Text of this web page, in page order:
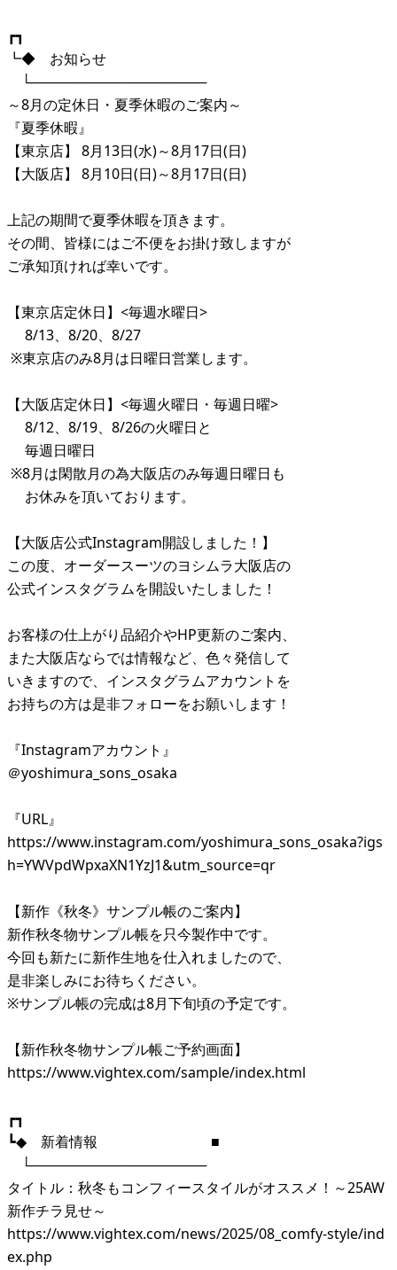
┏┓
┗◆ お知らせ
└──────────────────
～8月の定休日・夏季休暇のご案内～
『夏季休暇』
【東京店】 8月13日(水)～8月17日(日)
【大阪店】 8月10日(日)～8月17日(日)
上記の期間で夏季休暇を頂きます。
その間、皆様にはご不便をお掛け致しますが
ご承知頂ければ幸いです。
【東京店定休日】<毎週水曜日>
8/13、8/20、8/27
※東京店のみ8月は日曜日営業します。
【大阪店定休日】<毎週火曜日・毎週日曜>
8/12、8/19、8/26の火曜日と
毎週日曜日
※8月は閑散月の為大阪店のみ毎週日曜日も
お休みを頂いております。
【大阪店公式Instagram開設しました！】
この度、オーダースーツのヨシムラ大阪店の
公式インスタグラムを開設いたしました！
お客様の仕上がり品紹介やHP更新のご案内、
また大阪店ならでは情報など、色々発信して
いきますので、インスタグラムアカウントを
お持ちの方は是非フォローをお願いします！
『Instagramアカウント』
＠yoshimura_sons_osaka
『URL』
https://www.instagram.com/yoshimura_sons_osaka?igs
h=YWVpdWpxaXN1YzJ1&utm_source=qr
【新作《秋冬》サンプル帳のご案内】
新作秋冬物サンプル帳を只今製作中です。
今回も新たに新作生地を仕入れましたので、
是非楽しみにお待ちください。
※サンプル帳の完成は8月下旬頃の予定です。
【新作秋冬物サンプル帳ご予約画面】
https://www.vightex.com/sample/index.html
┏┓
┗◆ 新着情報 ■
└──────────────────
タイトル：秋冬もコンフィースタイルがオススメ！～25AW
新作チラ見せ～
https://www.vightex.com/news/2025/08_comfy-style/ind
ex.php